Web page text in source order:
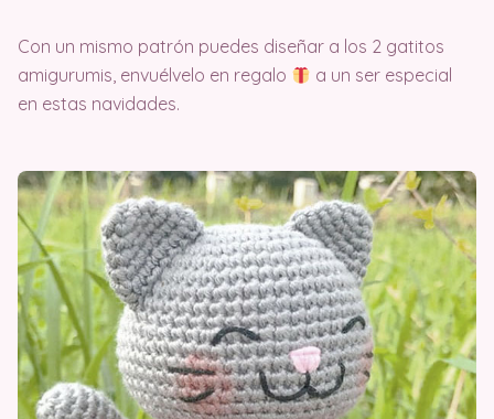
Con un mismo patrón puedes diseñar a los 2 gatitos
amigurumis, envuélvelo en regalo
a un ser especial
en estas navidades.